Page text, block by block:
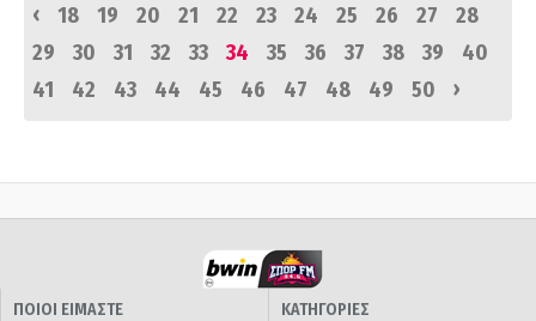
‹
18 19 20 21 22 23 24 25 26 27
28
29
30 31 32 33 34 35 36 37 38 39
40
41
42 43 44 45 46 47 48 49 50 ›
ΠΟΙΟΙ ΕΙΜΑΣΤΕ
ΚΑΤΗΓΟΡΙΕΣ